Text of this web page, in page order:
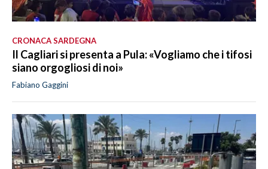
CRONACA SARDEGNA
Il Cagliari si presenta a Pula: «Vogliamo che i tifosi
siano orgogliosi di noi»
Fabiano Gaggini